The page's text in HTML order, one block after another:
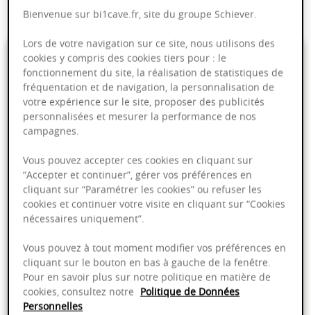
7,95 €
75cl- soit10,60 €/ L
Ajouter au panier
Millésime en cours de transition 2022
Livraison offerte dans nos points de vente
Emballage anti-casse
Bienvenue sur bi1cave.fr, site du groupe Schiever.
Lors de votre navigation sur ce site, nous utilisons des
cookies y compris des cookies tiers pour : le
fonctionnement du site, la réalisation de statistiques de
fréquentation et de navigation, la personnalisation de
votre expérience sur le site, proposer des publicités
personnalisées et mesurer la performance de nos
campagnes.
Vous pouvez accepter ces cookies en cliquant sur
“Accepter et continuer”, gérer vos préférences en
cliquant sur “Paramétrer les cookies” ou refuser les
cookies et continuer votre visite en cliquant sur “Cookies
nécessaires uniquement”.
Vous pouvez à tout moment modifier vos préférences en
cliquant sur le bouton en bas à gauche de la fenêtre.
Pour en savoir plus sur notre politique en matière de
cookies, consultez notre Politique de Données
Personnelles